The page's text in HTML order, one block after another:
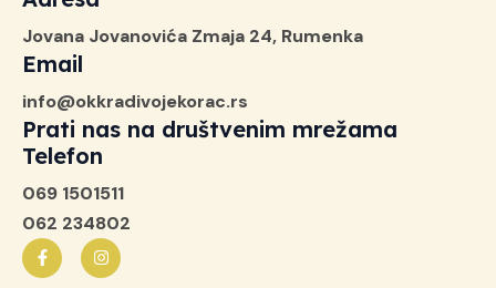
Jovana Jovanovića Zmaja 24, Rumenka
Email
info@okkradivojekorac.rs
Prati nas na društvenim mrežama
Telefon
069 1501511
062 234802
F
a
c
I
n
s